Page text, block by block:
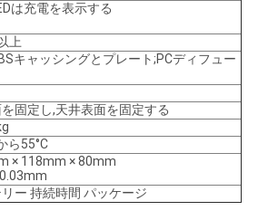
は充電を表示する
上
キャッシングとプレート;PCディフュー
固定し,天井表面を固定する
ら55°C
× 118mm × 80mm
ー 持続時間 パッケージ